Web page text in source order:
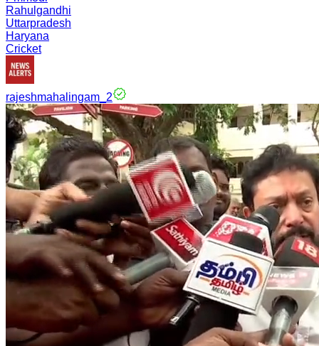
Rahulgandhi
Uttarpradesh
Haryana
Cricket
rajeshmahalingam_2